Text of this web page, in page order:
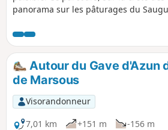
panorama sur les pâturages du
Prat dou Rey en vallée de
par le même chemin.
Autour du Gave d'Azun
de Marsous
Visorandonneur
7,01 km
+151 m
-156 m